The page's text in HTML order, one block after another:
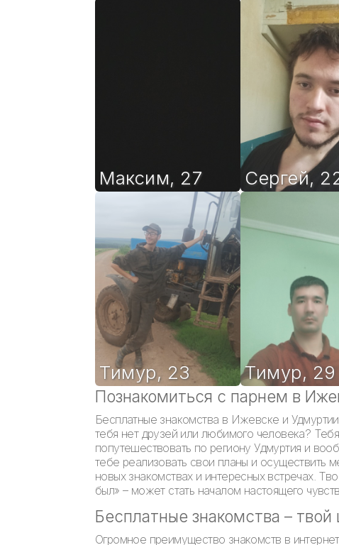
Максим, 27 Сергей,
Тимур, 23 Тимур, 29
Познакомиться с парнем в
Бесплатные знакомства в Ижевске и
тебя нет друзей или любимого человека?
попутешествовать по региону Удмуртия и
тебе реализовать свои планы и осуществить
новых знакомствах и интересных встречах.
был» – может стать началом настоящего
Бесплатные знакомства –
Огромное преимущество знакомств в